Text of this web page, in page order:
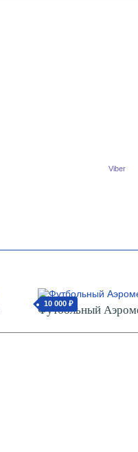
Viber
10 000 ₽
Футбольный